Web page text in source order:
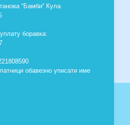
“Бамби“ Кула
боравка:
обавезно уписати име